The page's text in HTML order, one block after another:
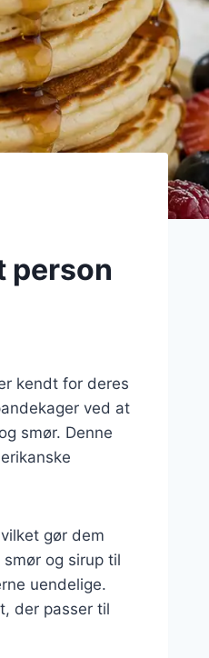
person
kendt for deres
ved at
smør. Denne
gør dem
og sirup til
uendelige.
der passer til